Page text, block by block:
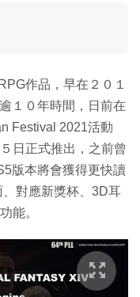
作品，早在２０１
１０年時間，日前在
Festival 2021活動
日正式推出，之前曾
版本將會獲得更快讀
對應新獎杯、3D耳
能。